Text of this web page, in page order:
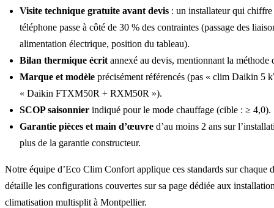
Visite technique gratuite avant devis : un installateur qui chiffre
téléphone passe à côté de 30 % des contraintes (passage des
alimentation électrique, position du tableau).
Bilan thermique écrit annexé au devis, mentionnant la méthode
Marque et modèle précisément référencés (pas « clim Daikin 5
« Daikin FTXM50R + RXM50R »).
SCOP saisonnier indiqué pour le mode chauffage (cible : ≥ 4,0).
Garantie pièces et main d’œuvre d’au moins 2 ans sur
plus de la garantie constructeur.
Notre équipe d’Eco Clim Confort applique ces standards sur chaque
détaille les configurations couvertes sur sa page dédiée aux
climatisation multisplit à Montpellier.